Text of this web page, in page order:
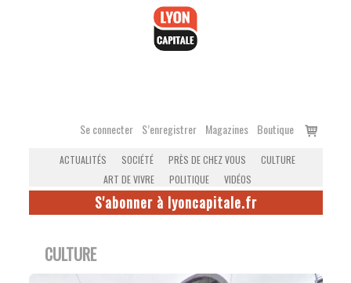
Se connecter S’enregistrer Magazines Boutique
Voir
ACTUALITÉS SOCIÉTÉ PRÈS DE CHEZ VOUS
CULTURE
ART DE VIVRE
POLITIQUE VIDÉOS
S'abonner à lyoncapitale.fr
CULTURE